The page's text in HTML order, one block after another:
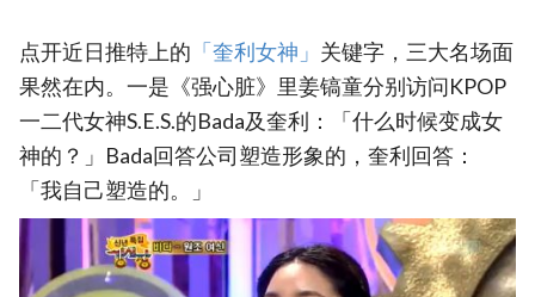
点开近日推特上的 ‎「奎利女神」‎ 关键字，三大名场面
果然在内。一是《强心脏》里姜镐童分别访问KPOP
一二代女神S.E.S.的Bada及奎利：「什么时候变成女
神的？」Bada回答公司塑造形象的，奎利回答：
「我自己塑造的。」